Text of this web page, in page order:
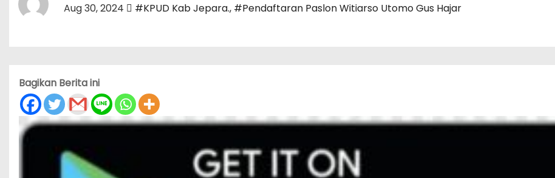
Aug 30, 2024 #KPUD Kab Jepara., #Pendaftaran Paslon Witiarso Utomo Gus Hajar
Bagikan Berita ini